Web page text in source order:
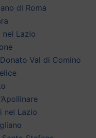
di Roma
Lazio
Val di Comino
nel Lazio